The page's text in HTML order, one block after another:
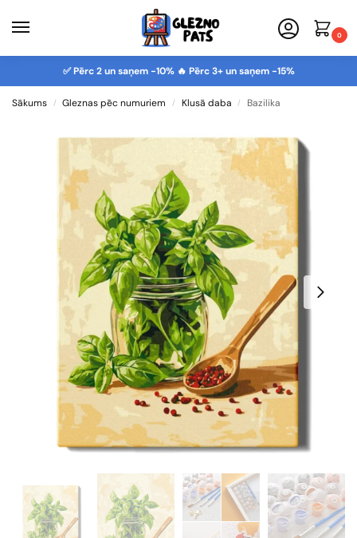
0
✅ Pērc 2 un saņem -10% 🔥 Pērc 3+ un saņem -15%
Sākums / Gleznas pēc numuriem / Klusā daba / Bazilika